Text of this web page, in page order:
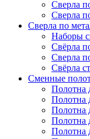
Сверла
Сверла
Сверла по
Наборы
Свёрла
Сверла
Свёрла
Сменные
Полотна
Полотна
Полотна
Полотна
Полотна